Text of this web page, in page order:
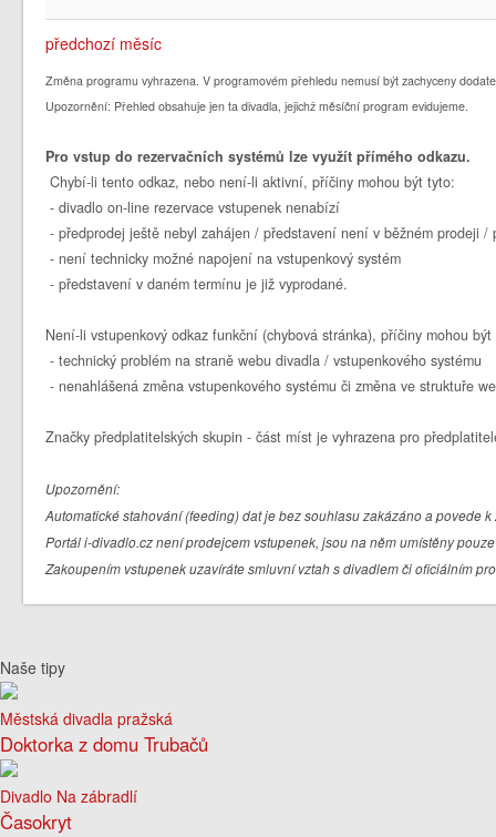
předchozí měsíc
Změna programu vyhrazena. V programovém přehledu nemusí být zachyceny
Upozornění: Přehled obsahuje jen ta divadla, jejichž měsíční program evidujeme.
Pro vstup do rezervačních systémů lze využít přímého odkazu.
Chybí-li tento odkaz, nebo není-li aktivní, příčiny mohou být tyto:
- divadlo on-line rezervace vstupenek nenabízí
- předprodej ještě nebyl zahájen / představení není v běžném prodeji /
- není technicky možné napojení na vstupenkový systém
- představení v daném termínu je již vyprodané.
Není-li vstupenkový odkaz funkční (chybová stránka), příčiny mohou
- technický problém na straně webu divadla / vstupenkového systému
- nenahlášená změna vstupenkového systému či změna ve struktuře
Značky předplatitelských skupin - část míst je vyhrazena pro
Upozornění:
Automatické stahování (feeding) dat je bez souhlasu zakázáno a povede
Portál i-divadlo.cz není prodejcem vstupenek, jsou na něm umístěny
Zakoupením vstupenek uzavíráte smluvní vztah s divadlem či oficiálním
Naše tipy
Městská divadla pražská
Doktorka z domu Trubačů
Divadlo Na zábradlí
Časokryt